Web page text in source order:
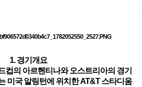
1. 경기개요
컵의 아르헨티나와 오스트리아의 경기
미국 알링턴에 위치한 AT&T 스타디움